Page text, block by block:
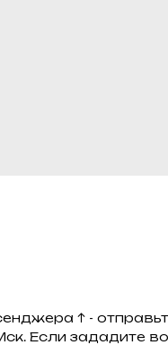
↑ -
Если зададите